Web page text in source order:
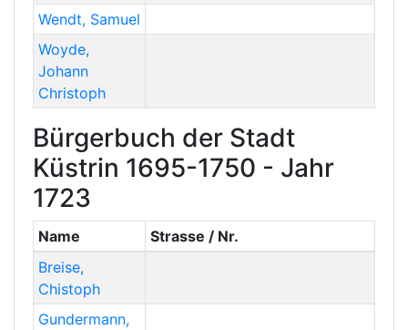
Wendt, Samuel
Woyde,
Johann
Christoph
Bürgerbuch der Stadt
Küstrin 1695-1750 - Jahr
1723
Name
Strasse / Nr.
Breise,
Chistoph
Gundermann,